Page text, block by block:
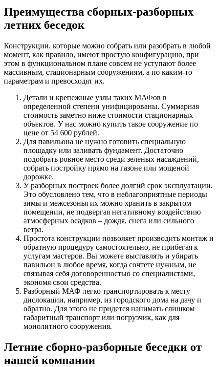
Преимущества сборных-разборных
летних беседок
Конструкции, которые можно собрать или разобрать в любой
момент, как правило, имеют простую конфигурацию, при
этом в функциональном плане совсем не уступают более
массивным, стационарным сооружениям, а по каким-то
параметрам и превосходят их.
Детали и крепежные узлы таких МАФов в
определенной степени унифицированы. Суммарная
стоимость заметно ниже стоимости стационарных
объектов. У нас можно купить такое сооружение по
цене от 54 600 рублей.
Для павильона не нужно готовить специальную
площадку или заливать фундамент. Достаточно
подобрать ровное место среди зеленых насаждений,
собрать постройку прямо на газоне или мощеной
дорожке.
У разборных построек более долгий срок эксплуатации.
Это обусловлено тем, что в неблагоприятные периоды
зимы и межсезонья их можно хранить в закрытом
помещении, не подвергая негативному воздействию
атмосферных осадков – дождя, снега или сильного
ветра.
Простота конструкции позволяет производить монтаж и
обратную процедуру самостоятельно, не прибегая к
услугам мастеров. Вы можете выставлять и убирать
павильон в любое время, когда сочтете нужным, не
связывая себя договоренностью со специалистами,
экономя свои средства.
Разборный МАФ легко транспортировать к месту
дислокации, например, из городского дома на дачу и
обратно. Для этого не придется нанимать слишком
габаритный транспорт или погрузчик, как для
монолитного сооружения.
Летние сборно-разборные беседки от
нашей компании